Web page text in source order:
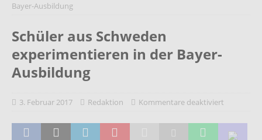
Bayer-Ausbildung
Schüler aus Schweden
experimentieren in der Bayer-
Ausbildung
3. Februar 2017 Redaktion Kommentare deaktiviert